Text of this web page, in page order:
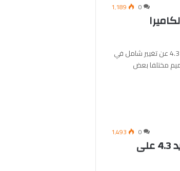
0 1٬189
كشفت صورة مسربة لنظام الاندرويد 4.3 عن تغيير شامل في
مختلفا بعض
0 1٬493
بالفيديو : الاندرويد الجديد 4.3 على